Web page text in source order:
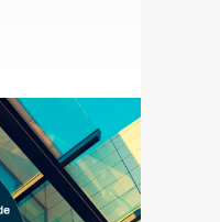
el primer